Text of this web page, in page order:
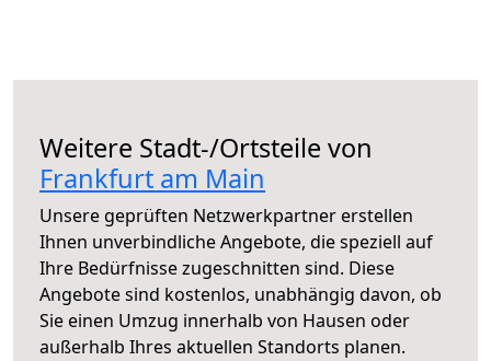
Weitere Stadt-/Ortsteile von
Frankfurt am Main
Unsere geprüften Netzwerkpartner erstellen
Ihnen unverbindliche Angebote, die speziell auf
Ihre Bedürfnisse zugeschnitten sind. Diese
Angebote sind kostenlos, unabhängig davon, ob
Sie einen Umzug innerhalb von Hausen oder
außerhalb Ihres aktuellen Standorts planen.